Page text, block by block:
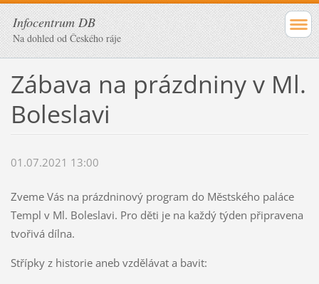
Infocentrum DB
Na dohled od Českého ráje
Zábava na prázdniny v Ml.
Boleslavi
01.07.2021 13:00
Zveme Vás na prázdninový program do Městského paláce
Templ v Ml. Boleslavi. Pro děti je na každý týden připravena
tvořivá dílna.
Střípky z historie aneb vzdělávat a bavit: